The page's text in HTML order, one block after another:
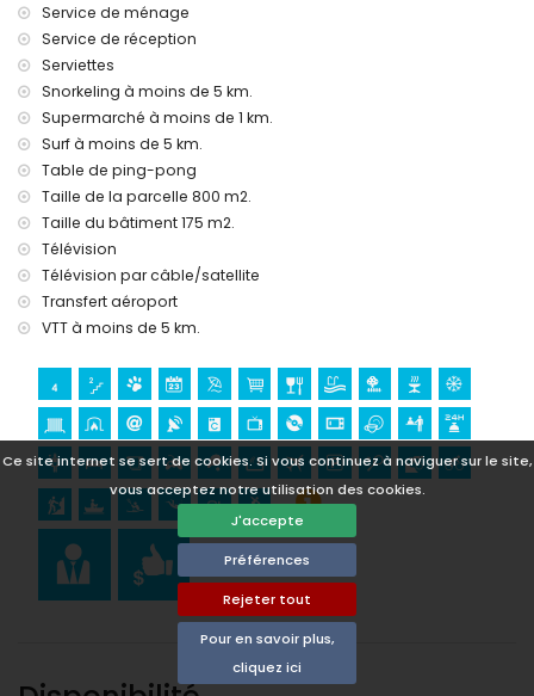
Ce site internet se sert de cookies. Si vous continuez à naviguer sur le site,
vous acceptez notre utilisation des cookies.
J'accepte
Préférences
Rejeter tout
Pour en savoir plus,
cliquez ici
Curiosités et culture à Moraira, Costa Blanca
Église (Iglesia Parroquial de Santa Catalina), château
(Castell de Moraira), ruine (Castell de Moraira), monument
(Torre de Vigía del Cap d'Or), bâtiment architectural (Centro
histórico) et lieu historique (Centro histórico) (à moins de 5
kilomètres de l'hébergement)
Musée (Ecomuseo Cemroqt L'almassera) (à moins de 10
kilomètres de l'hébergement)
Sports
Tennis, VTT, cyclisme, escalade, canoë, kayak, plongée,
snorkeling et surf (à moins de 5 kilomètres de la villa)
Golf (Club de Golf Ifach) et équitation (à moins de 10
kilomètres de la villa)
Service de ménage
Service de réception
Serviettes
Snorkeling à moins de 5 km.
Supermarché à moins de 1 km.
Surf à moins de 5 km.
Table de ping-pong
Taille de la parcelle 800 m2.
Taille du bâtiment 175 m2.
Télévision
Télévision par câble/satellite
Transfert aéroport
VTT à moins de 5 km.